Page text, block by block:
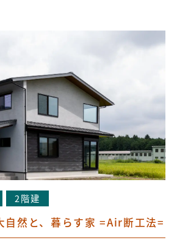
2階建
自然と、暮らす家 =Air断工法=